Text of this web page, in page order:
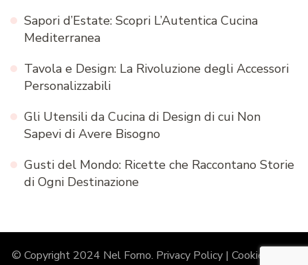
Sapori d’Estate: Scopri L’Autentica Cucina
Mediterranea
Tavola e Design: La Rivoluzione degli Accessori
Personalizzabili
Gli Utensili da Cucina di Design di cui Non
Sapevi di Avere Bisogno
Gusti del Mondo: Ricette che Raccontano Storie
di Ogni Destinazione
© Copyright 2024 Nel Forno. Privacy Policy | Cookie Policy